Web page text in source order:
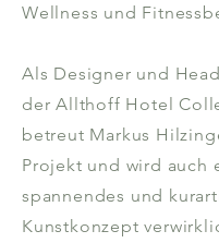
Wellness und
Als Designer und
der Allthoff Hotel
betreut Markus
Projekt und wird auch
spannendes und
Kunstkonzept